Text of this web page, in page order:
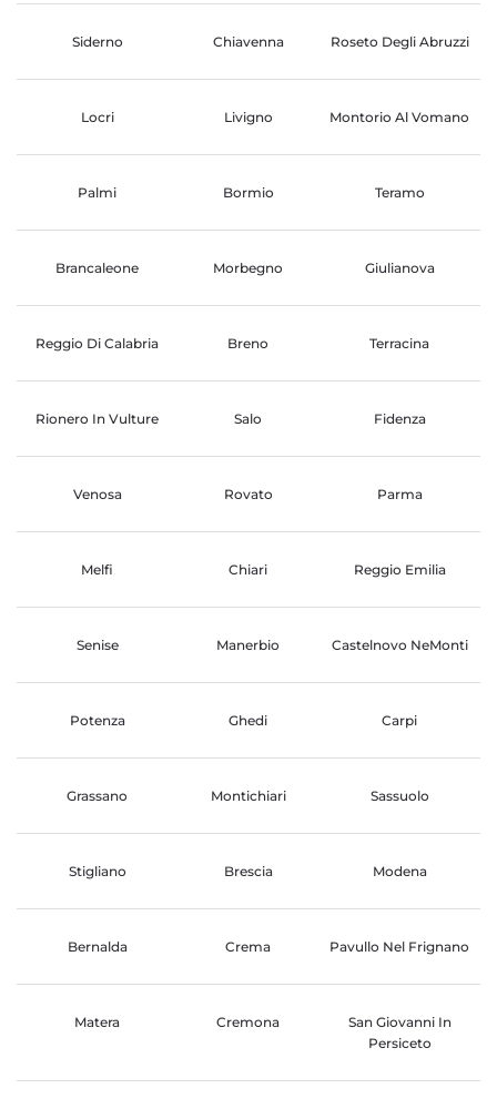
Siderno Chiavenna Roseto Degli Abruzzi
Locri Livigno Montorio Al Vomano
Palmi Bormio Teramo
Brancaleone Morbegno Giulianova
Reggio Di Calabria Breno Terracina
Rionero In Vulture Salo Fidenza
Venosa Rovato Parma
Melfi Chiari Reggio Emilia
Senise Manerbio Castelnovo NeMonti
Potenza Ghedi Carpi
Grassano Montichiari Sassuolo
Stigliano Brescia Modena
Bernalda Crema Pavullo Nel Frignano
Matera Cremona
San Giovanni In
Persiceto